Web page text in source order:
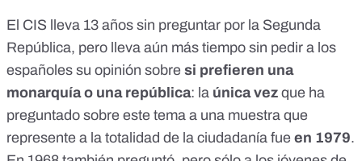
El CIS lleva 13 años sin preguntar por la Segunda
República, pero lleva aún más tiempo sin pedir a los
españoles su opinión sobre si prefieren una
monarquía o una república: la única vez que ha
preguntado sobre este tema a una muestra que
represente a la totalidad de la ciudadanía fue en 1979.